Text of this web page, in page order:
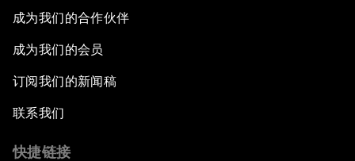
成为我们的合作伙伴
成为我们的会员
订阅我们的新闻稿
联系我们
快捷链接